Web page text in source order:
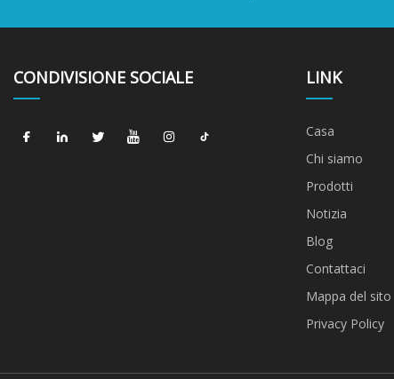
CONDIVISIONE SOCIALE LINK
Casa
Chi siamo
Prodotti
Notizia
Blog
Contattaci
Mappa del sito
Privacy Policy